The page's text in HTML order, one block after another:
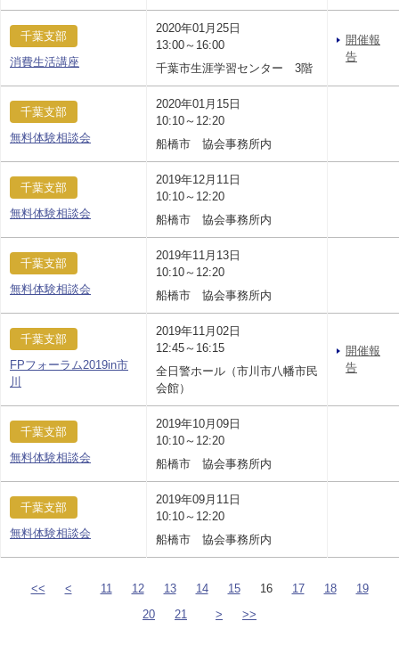
千葉支部
消費生活講座
2020年01月25日
13:00～16:00
千葉市生涯学習センター 3階
開催報
告
千葉支部
無料体験相談会
2020年01月15日
10:10～12:20
船橋市 協会事務所内
千葉支部
無料体験相談会
2019年12月11日
10:10～12:20
船橋市 協会事務所内
千葉支部
無料体験相談会
2019年11月13日
10:10～12:20
船橋市 協会事務所内
千葉支部
FPフォーラム2019in市
川
2019年11月02日
12:45～16:15
全日警ホール（市川市八幡市民
会館）
開催報
告
千葉支部
無料体験相談会
2019年10月09日
10:10～12:20
船橋市 協会事務所内
千葉支部
無料体験相談会
2019年09月11日
10:10～12:20
船橋市 協会事務所内
<< < 11 12 13 14 15 16 17 18
19
20
21 > >>